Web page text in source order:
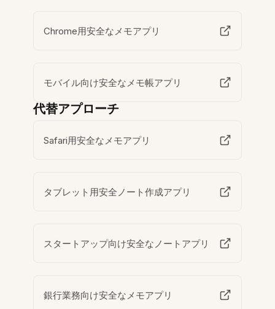
Chrome用安全なメモアプリ
モバイル向け安全なメモ帳アプリ
代替アプローチ
Safari用安全なメモアプリ
タブレット用安全ノート作成アプリ
スタートアップ向け安全なノートアプリ
銀行業務向け安全なメモアプリ